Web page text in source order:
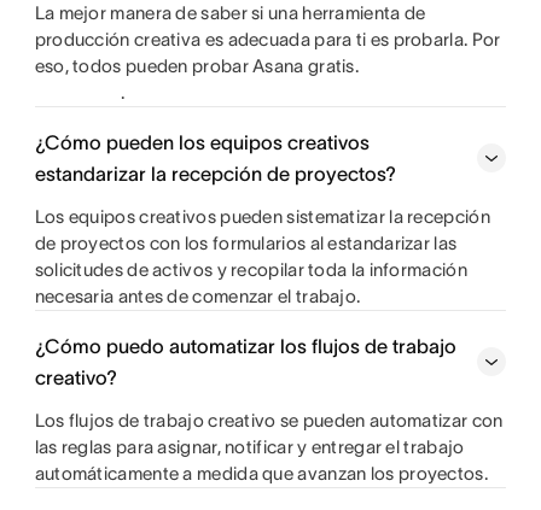
La mejor manera de saber si una herramienta de
producción creativa es adecuada para ti es probarla. Por
eso, todos pueden probar Asana gratis.
.
¿Cómo pueden los equipos creativos
estandarizar la recepción de proyectos?
Los equipos creativos pueden sistematizar la recepción
de proyectos con los formularios al estandarizar las
solicitudes de activos y recopilar toda la información
necesaria antes de comenzar el trabajo.
¿Cómo puedo automatizar los flujos de trabajo
creativo?
Los flujos de trabajo creativo se pueden automatizar con
las reglas para asignar, notificar y entregar el trabajo
automáticamente a medida que avanzan los proyectos.